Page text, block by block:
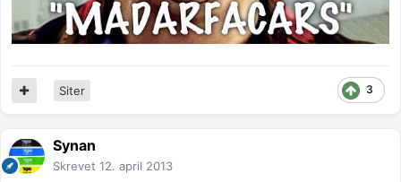
3
Siter
Synan
Skrevet 12. april 2013